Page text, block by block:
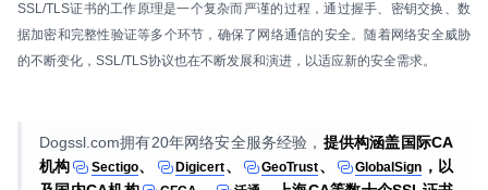
SSL/TLS证书的工作原理是一个复杂而严谨的过程，通过握手、密钥交换、数
据加密和完整性验证等多个环节，确保了网络通信的安全。随着网络安全威胁
的不断变化，SSL/TLS协议也在不断发展和演进，以适应新的安全需求。
Dogssl.com拥有20年网络安全服务经验， 提供构涵盖国际CA
机构
Sectigo、 Digicert、 GeoTrust、 GlobalSign ，以